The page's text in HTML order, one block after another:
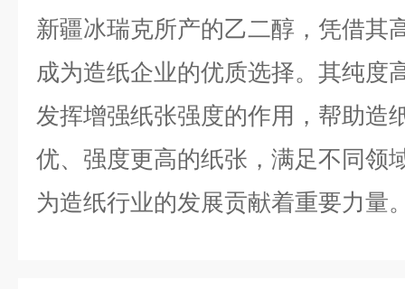
新疆冰瑞克所产的乙二醇，凭借其
成为造纸企业的优质选择。其纯度
发挥增强纸张强度的作用，帮助造
优、强度更高的纸张，满足不同领
为造纸行业的发展贡献着重要力量